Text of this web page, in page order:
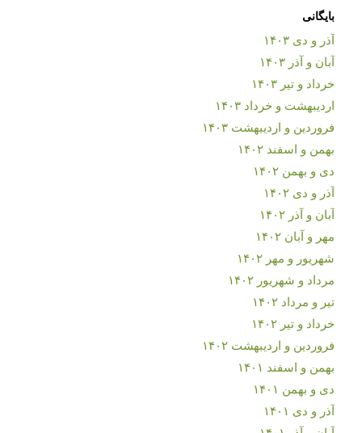
بایگانی
آذر و دی ۱۴۰۳
آبان و آذر ۱۴۰۳
خرداد و تیر ۱۴۰۳
اردیبهشت و خرداد ۱۴۰۳
فروردین و اردیبهشت ۱۴۰۳
بهمن و اسفند ۱۴۰۲
دی و بهمن ۱۴۰۲
آذر و دی ۱۴۰۲
آبان و آذر ۱۴۰۲
مهر و آبان ۱۴۰۲
شهریور و مهر ۱۴۰۲
مرداد و شهریور ۱۴۰۲
تیر و مرداد ۱۴۰۲
خرداد و تیر ۱۴۰۲
فروردین و اردیبهشت ۱۴۰۲
بهمن و اسفند ۱۴۰۱
دی و بهمن ۱۴۰۱
آذر و دی ۱۴۰۱